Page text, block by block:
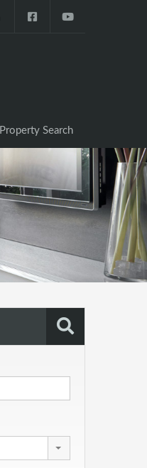
Property Search